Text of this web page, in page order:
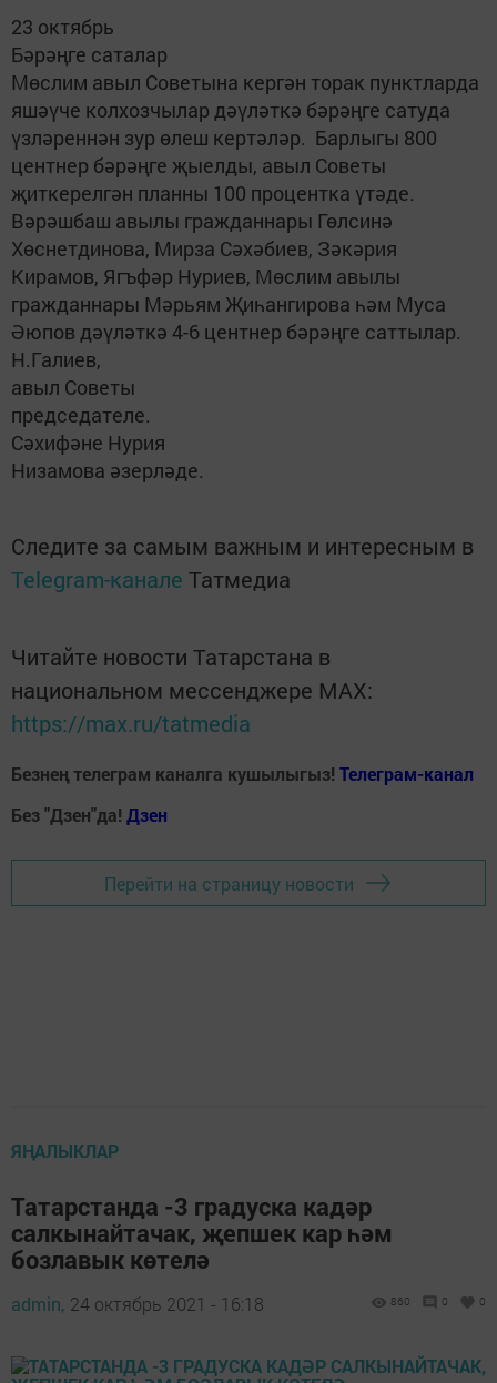
23 октябрь
Бәрәңге саталар
Мөслим авыл Советына кергән торак пунктларда
яшәүче колхозчылар дәүләткә бәрәңге сатуда
үзләреннән зур өлеш кертәләр. Барлыгы 800
центнер бәрәңге җыелды, авыл Советы
җиткерелгән планны 100 процентка үтәде.
Вәрәшбаш авылы гражданнары Гөлсинә
Хөснетдинова, Мирза Сәхәбиев, Зәкәрия
Кирамов, Ягъфәр Нуриев, Мөслим авылы
гражданнары Мәрьям Җиһангирова һәм Муса
Әюпов дәүләткә 4-6 центнер бәрәңге саттылар.
Н.Галиев,
авыл Советы
председателе.
Сәхифәне Нурия
Низамова әзерләде.
Следите за самым важным и интересным в
Telegram-канале Татмедиа
Читайте новости Татарстана в
национальном мессенджере MАХ:
https://max.ru/tatmedia
Безнең телеграм каналга кушылыгыз! Телеграм-канал
Без "Дзен"да! Дзен
Перейти на страницу новости
ЯҢАЛЫКЛАР
Татарстанда -3 градуска кадәр
салкынайтачак, җепшек кар һәм
бозлавык көтелә
admin, 24 октябрь 2021 - 16:18 860 0 0